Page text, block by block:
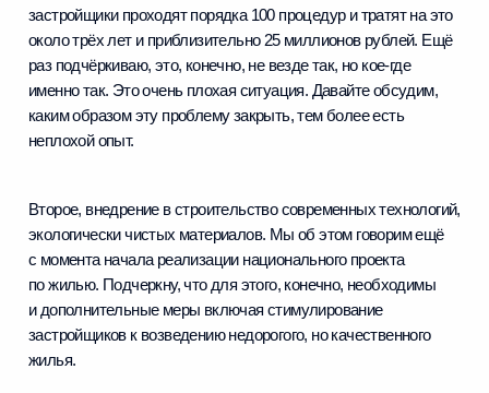
застройщики проходят порядка 100 процедур и тратят на это
около трёх лет и приблизительно 25 миллионов рублей. Ещё
раз подчёркиваю, это, конечно, не везде так, но кое‑где
именно так. Это очень плохая ситуация. Давайте обсудим,
каким образом эту проблему закрыть, тем более есть
неплохой опыт.
Второе, внедрение в строительство современных технологий,
экологически чистых материалов. Мы об этом говорим ещё
с момента начала реализации национального проекта
по жилью. Подчеркну, что для этого, конечно, необходимы
и дополнительные меры включая стимулирование
застройщиков к возведению недорогого, но качественного
жилья.